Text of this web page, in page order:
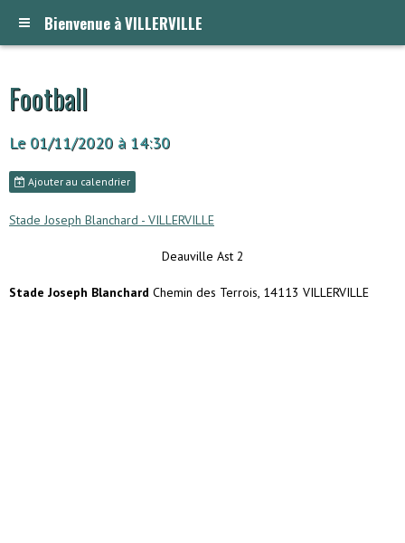
Bienvenue à VILLERVILLE
Football
Le 01/11/2020 à 14:30
Ajouter au calendrier
Stade Joseph Blanchard - VILLERVILLE
Deauville Ast 2
Stade Joseph Blanchard Chemin des Terrois, 14113 VILLERVILLE